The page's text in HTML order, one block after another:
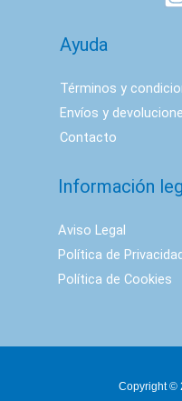
Ayuda
Términos y
Envíos y
Contacto
Información
Aviso Legal
Política de
Política de Cookies
Copyright ©